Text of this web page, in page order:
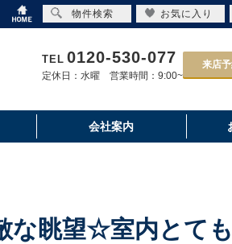
TEL 0120-530-077
定休日：水曜 営業時間：9:00~
来店
会社案内
な眺望☆室内とて
物件検索 お気に入り